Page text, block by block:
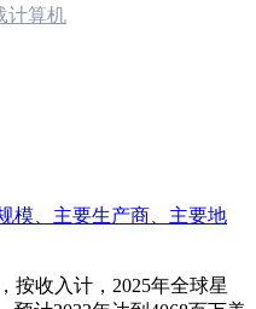
计算机
模、主要生产商、主要地
按收入计，2025年全球星